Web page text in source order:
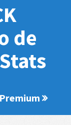
de